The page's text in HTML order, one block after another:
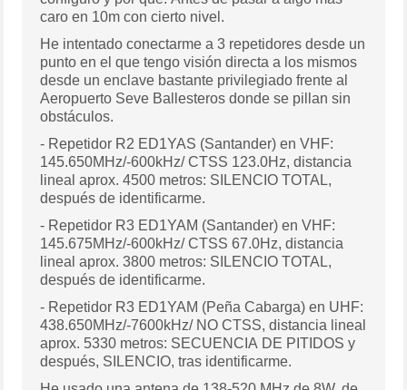
caro en 10m con cierto nivel.
He intentado conectarme a 3 repetidores desde un
punto en el que tengo visión directa a los mismos
desde un enclave bastante privilegiado frente al
Aeropuerto Seve Ballesteros donde se pillan sin
obstáculos.
- Repetidor R2 ED1YAS (Santander) en VHF:
145.650MHz/-600kHz/ CTSS 123.0Hz, distancia
lineal aprox. 4500 metros: SILENCIO TOTAL,
después de identificarme.
- Repetidor R3 ED1YAM (Santander) en VHF:
145.675MHz/-600kHz/ CTSS 67.0Hz, distancia
lineal aprox. 3800 metros: SILENCIO TOTAL,
después de identificarme.
- Repetidor R3 ED1YAM (Peña Cabarga) en UHF:
438.650MHz/-7600kHz/ NO CTSS, distancia lineal
aprox. 5330 metros: SECUENCIA DE PITIDOS y
después, SILENCIO, tras identificarme.